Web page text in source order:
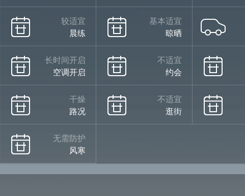
较适宜
晨练
基本适宜
晾晒
长时间开启
空调开启
不适宜
约会
干燥
路况
不适宜
逛街
无需防护
风寒